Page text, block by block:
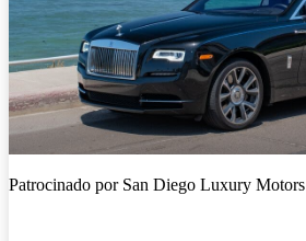
Patrocinado por San Diego Luxury Motors